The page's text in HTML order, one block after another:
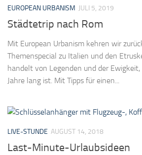
EUROPEAN URBANISM JULI 5, 2019
Städtetrip nach Rom
Mit European Urbanism kehren wir
Themenspecial zu Italien und den
handelt von Legenden und der
Jahre lang ist. Mit Tipps für einen...
LIVE-STUNDE AUGUST 14, 2018
Last-Minute-Urlaubsideen